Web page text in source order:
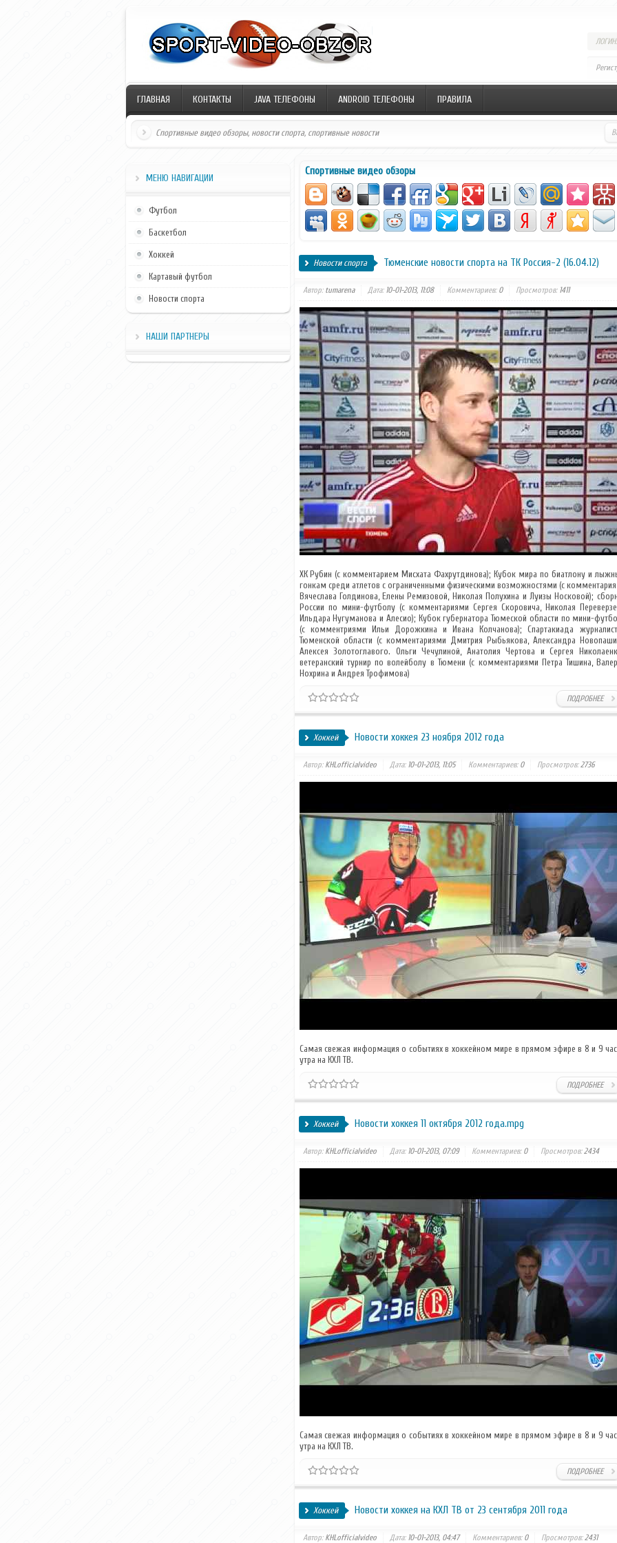
ЛОГИН:
ГЛАВНАЯ КОНТАКТЫ JAVA ТЕЛЕФОНЫ ANDROID ТЕЛЕФОНЫ ПРАВИЛА
Спортивные видео обзоры, новости спорта, спортивные новости
МЕНЮ НАВИГАЦИИ
Футбол
Баскетбол
Хоккей
Картавый футбол
Новости спорта
НАШИ ПАРТНЕРЫ
Спортивные видео обзоры
Новости спорта Тюменские новости спорта на ТК Россия-2 (16.04.12)
Автор: tumarena Дата:10-01-2013, 11:08 Комментариев:0 Просмотров:1411
ХК Рубин (с комментарием Мисхата Фахрутдинова); Кубок мира по биатлону и
гонкам среди атлетов с ограниченными физическими возможностями (с
Вячеслава Голдинова, Елены Ремизовой, Николая Полухина и Луизы Носковой);
России по мини-футболу (с комментариями Сергея Скоровича, Николая
Ильдара Нугуманова и Алесио); Кубок губернатора Тюмеской области по мини-
(с комментриями Ильи Дорожкина и Ивана Колчанова); Спартакиада
Тюменской области (с комментариями Дмитрия Рыбьякова, Александра
Алексея Золотоглавого. Ольги Чечулиной, Анатолия Чертова и Сергея
ветеранский турнир по волейболу в Тюмени (с комментариями Петра Тишина,
Нохрина и Андрея Трофимова)
ПОДРОБНЕЕ
Хоккей Новости хоккея 23 ноября 2012 года
Автор: KHLofficialvideo Дата:10-01-2013, 11:05 Комментариев:0 Просмотров:2736
Самая свежая информация о событиях в хоккейном мире в прямом эфире в 8 и 9
утра на КХЛ ТВ.
ПОДРОБНЕЕ
Хоккей Новости хоккея 11 октября 2012 года.mpg
Автор: KHLofficialvideo Дата:10-01-2013, 07:09 Комментариев:0 Просмотров:2434
Самая свежая информация о событиях в хоккейном мире в прямом эфире в 8 и 9
утра на КХЛ ТВ.
ПОДРОБНЕЕ
Хоккей Новости хоккея на КХЛ ТВ от 23 сентября 2011 года
Автор: KHLofficialvideo Дата:10-01-2013, 04:47 Комментариев:0 Просмотров:2431